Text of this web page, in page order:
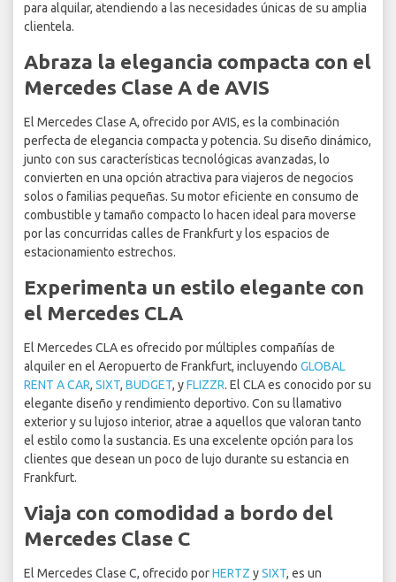
para alquilar, atendiendo a las necesidades únicas de su amplia
clientela.
Abraza la elegancia compacta con el
Mercedes Clase A de AVIS
El Mercedes Clase A, ofrecido por AVIS, es la combinación
perfecta de elegancia compacta y potencia. Su diseño dinámico,
junto con sus características tecnológicas avanzadas, lo
convierten en una opción atractiva para viajeros de negocios
solos o familias pequeñas. Su motor eficiente en consumo de
combustible y tamaño compacto lo hacen ideal para moverse
por las concurridas calles de Frankfurt y los espacios de
estacionamiento estrechos.
Experimenta un estilo elegante con
el Mercedes CLA
El Mercedes CLA es ofrecido por múltiples compañías de
alquiler en el Aeropuerto de Frankfurt, incluyendo GLOBAL
RENT A CAR, SIXT, BUDGET, yFLIZZR. El CLA es conocido por su
elegante diseño y rendimiento deportivo. Con su llamativo
exterior y su lujoso interior, atrae a aquellos que valoran tanto
el estilo como la sustancia. Es una excelente opción para los
clientes que desean un poco de lujo durante su estancia en
Frankfurt.
Viaja con comodidad a bordo del
Mercedes Clase C
El Mercedes Clase C, ofrecido porHERTZ ySIXT, es un